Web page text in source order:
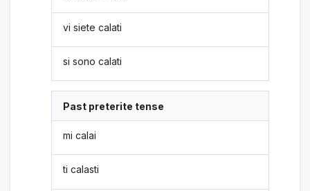
vi siete calati
si sono calati
Past preterite tense
mi calai
ti calasti